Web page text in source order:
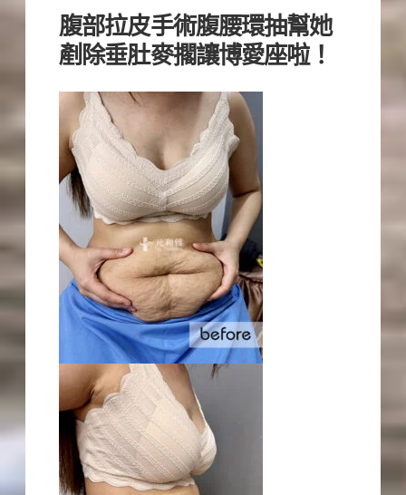
腹部拉皮手術腹腰環抽幫她
剷除垂肚麥擱讓博愛座啦！